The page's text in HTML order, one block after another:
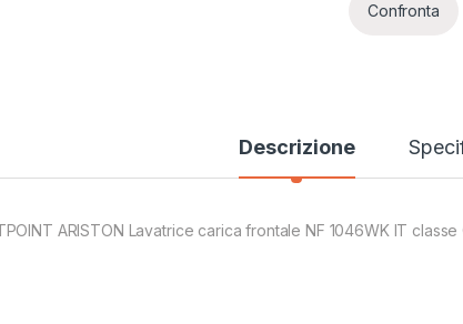
Confronta
Descrizione
ARISTON Lavatrice carica frontale NF 1046WK IT classe